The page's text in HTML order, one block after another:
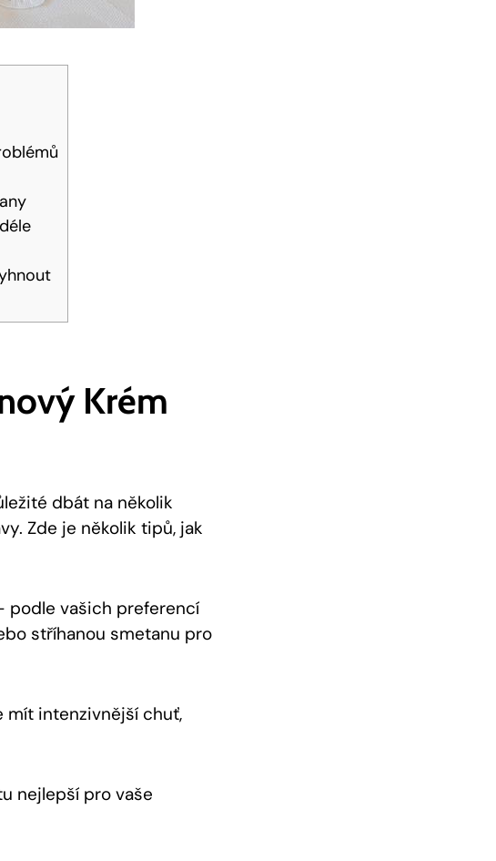
Krém
dbát na několik
Zde je několik tipů, jak
podle vašich preferencí
stříhanou smetanu pro
mít intenzivnější chuť,
nejlepší pro vaše